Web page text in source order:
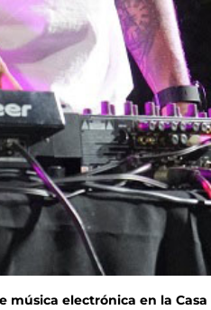
electrónica en la